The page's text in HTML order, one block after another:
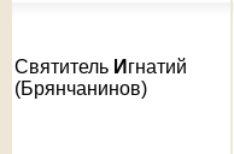
Святитель И гнатий
(Брянчанинов)